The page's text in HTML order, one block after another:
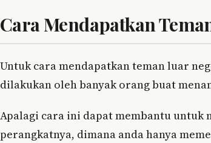
Cara Mendapatkan
Untuk cara mendapatkan teman luar
dilakukan oleh banyak orang buat
Apalagi cara ini dapat membantu
perangkatnya, dimana anda hanya